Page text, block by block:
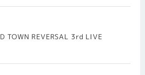
TOWN REVERSAL 3rd LIVE